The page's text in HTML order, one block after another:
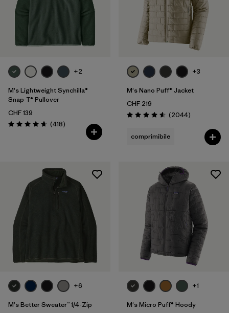
+2
M's Lightweight Synchilla®
Snap-T® Pullover
CHF 139
Valutazione: 4.7 / 5
(418Recensioni
)
+3
M's Nano Puff® Jacket
CHF 219
Valutazione: 4.6 / 5
(2044Recensioni
)
comprimibile
+6
M's Better Sweater™ 1/4-Zip
+1
M's Micro Puff® Hoody